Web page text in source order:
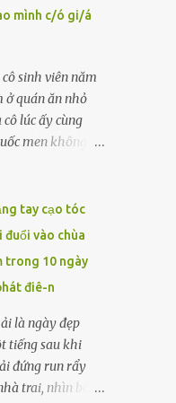
đã ủy quyền cho
khi ông mất.
tờ được buộc gọn
qua Nam và
Hòa không để
có một văn
mình c/ó gi/á
sinh viên năm
ở quán ăn nhỏ
lúc ấy cùng
men không
Có vị khách
ông trung niên
vài câu hỏi
đẩy chiếc
“Tôi muốn em
để cứu mẹ
nghĩ sẽ phải
không thể
tay cạo tóc
đuổi vào chùa
trong 10 ngày
điê-n
là ngày đẹp
tiếng sau khi
đứng run rẩy
trai, nhìn bà